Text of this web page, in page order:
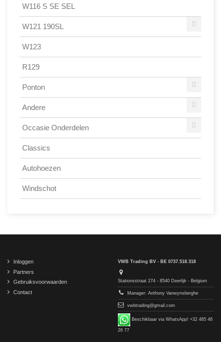
W116 S SE SEL
W121 190SL
W123
R129
Ponton
Andere
Occasie Onderdelen
Classics
Autohoezen
Windschot
Inloggen
Partners
Gebruiksvoorwaarden
Contact
VWB Trading BV - BE 0737.518.318
Stationsstraat 274 - 8540 Deerlijk - Belgium
Manager: Anthony Vanwynsberghe
vwbtrading@gmail.com
Beschikbaar via WhatsApp! +32 485 46
26 77